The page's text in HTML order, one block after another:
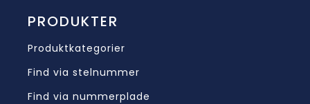
PRODUKTER
Produktkategorier
Find via stelnummer
Find via nummerplade